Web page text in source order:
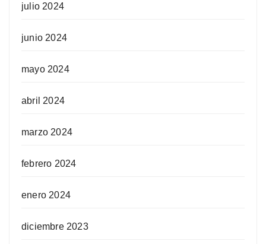
julio 2024
junio 2024
mayo 2024
abril 2024
marzo 2024
febrero 2024
enero 2024
diciembre 2023